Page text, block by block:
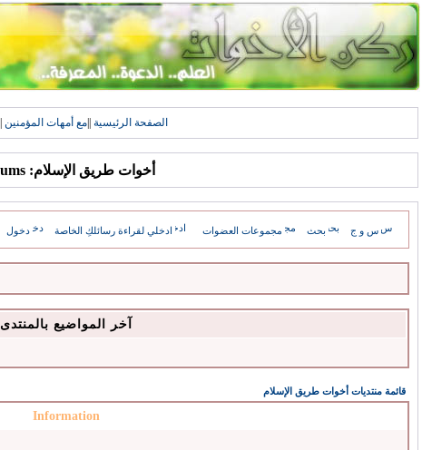
الصفحة الرئيسية مع أمهات المؤمنين
أخوات طريق الإسلام: Forums
س و ج بحث مجموعات العضوات ادخلي لقراءة رسائلكِ الخاصة دخول
آخر المواضيع بالمنتدى
قائمة منتديات أخوات طريق الإسلام
Information